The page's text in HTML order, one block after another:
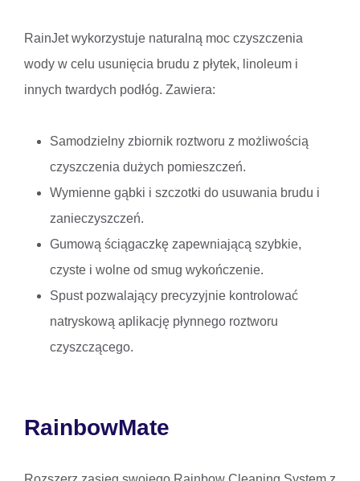
RainJet wykorzystuje naturalną moc czyszczenia
wody w celu usunięcia brudu z płytek, linoleum i
innych twardych podłóg. Zawiera:
Samodzielny zbiornik roztworu z możliwością
czyszczenia dużych pomieszczeń.
Wymienne gąbki i szczotki do usuwania brudu i
zanieczyszczeń.
Gumową ściągaczkę zapewniającą szybkie,
czyste i wolne od smug wykończenie.
Spust pozwalający precyzyjnie kontrolować
natryskową aplikację płynnego roztworu
czyszczącego.
RainbowMate